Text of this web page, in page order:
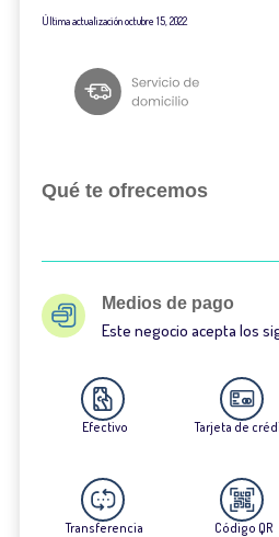
Última actualizaciónoctubre 15, 2022
Qué te ofrecemos
Medios de pago
Este negocio acepta los
Efectivo Tarjeta de
Transferencia Código QR